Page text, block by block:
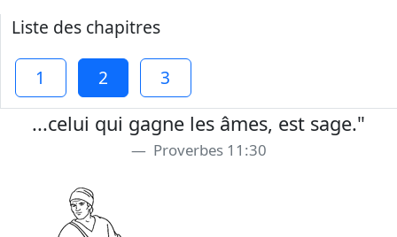
Liste des chapitres
1 2 3
...celui qui gagne les âmes, est sage."
Proverbes 11:30